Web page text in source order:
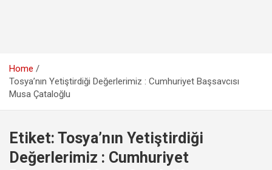
Home
Tosya’nın Yetiştirdiği Değerlerimiz : Cumhuriyet Başsavcısı
Musa Çataloğlu
Etiket: Tosya’nın Yetiştirdiği
Değerlerimiz : Cumhuriyet